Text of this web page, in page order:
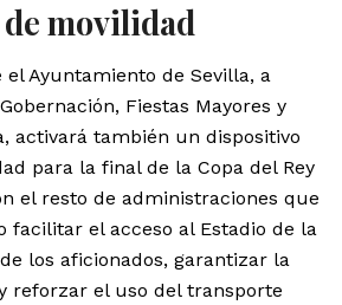
movilidad
Ayuntamiento de Sevilla, a
Fiestas Mayores y
activará también un dispositivo
para la final de la Copa del Rey
el resto de administraciones que
facilitar el acceso al Estadio de la
los aficionados, garantizar la
reforzar el uso del transporte